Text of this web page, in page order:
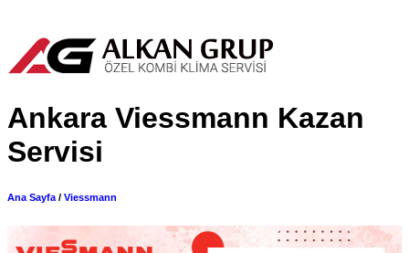
Ankara Viessmann Kazan
Servisi
Ana Sayfa/ Viessmann